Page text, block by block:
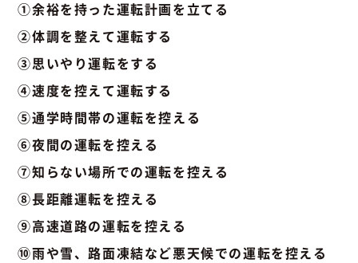
①余裕を持った運転計画を立てる
②体調を整えて運転する
③思いやり運転をする
④速度を控えて運転する
⑤通学時間帯の運転を控える
⑥夜間の運転を控える
⑦知らない場所での運転を控える
⑧長距離運転を控える
⑨高速道路の運転を控える
⑩雨や雪、路面凍結など悪天候での運転を控える